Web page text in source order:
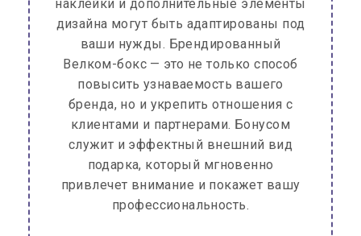
наклейки и дополнительные элементы
дизайна могут быть адаптированы под
ваши нужды. Брендированный
Велком-бокс — это не только способ
повысить узнаваемость вашего
бренда, но и укрепить отношения с
клиентами и партнерами. Бонусом
служит и эффектный внешний вид
подарка, который мгновенно
привлечет внимание и покажет вашу
профессиональность.